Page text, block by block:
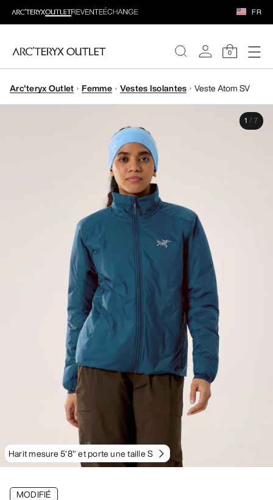
FR
0
FEMME
Arc'teryx Outlet Femme Vestes Isolantes Veste Atom SV
Harit mesure 5'8" et porte une taille S
1 / 7
MODIFIÉ